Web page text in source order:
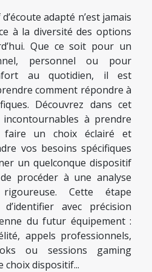
adapté n’est jamais
à la diversité des options
Que ce soit pour un
personnel ou pour
au quotidien, il est
comment répondre à
Découvrez dans cet
à prendre
un choix éclairé et
vos besoins spécifiques
un quelconque dispositif
procéder à une analyse
Cette étape
avec précision
du futur équipement :
appels professionnels,
ou sessions gaming
choix dispositif...